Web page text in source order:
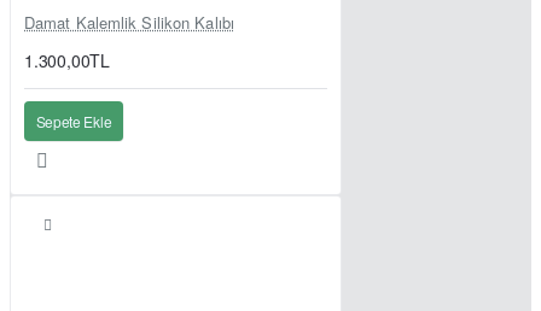
Damat Kalemlik Silikon Kalıbı
1.300,00TL
Sepete Ekle